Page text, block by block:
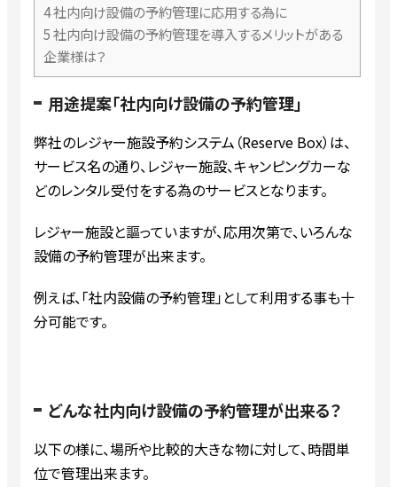
4社内向け設備の予約管理に応用する為に
5社内向け設備の予約管理を導入するメリットがある
企業様は？
用途提案「社内向け設備の予約管理」
弊社のレジャー施設予約システム（Reserve Box）は、
サービス名の通り、レジャー施設、キャンピングカーな
どのレンタル受付をする為のサービスとなります。
レジャー施設と謳っていますが、応用次第で、いろんな
設備の予約管理が出来ます。
例えば、「社内設備の予約管理」として利用する事も十
分可能です。
どんな社内向け設備の予約管理が出来る？
以下の様に、場所や比較的大きな物に対して、時間単
位で管理出来ます。